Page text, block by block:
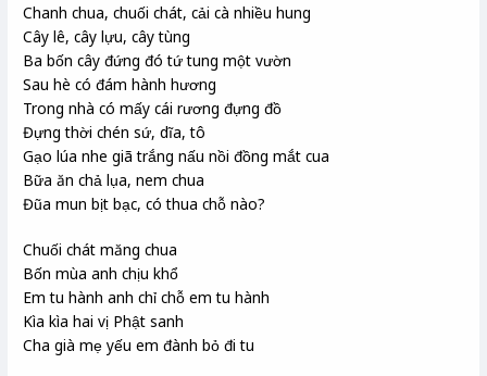
Chanh chua, chuối chát, cải cà nhiều hung
Cây lê, cây lựu, cây tùng
Ba bốn cây đứng đó tứ tung một vườn
Sau hè có đám hành hương
Trong nhà có mấy cái rương đựng đồ
Đựng thời chén sứ, dĩa, tô
Gạo lúa nhe giã trắng nấu nồi đồng mắt cua
Bữa ăn chả lụa, nem chua
Đũa mun bịt bạc, có thua chỗ nào?
Chuối chát măng chua
Bốn mùa anh chịu khổ
Em tu hành anh chỉ chỗ em tu hành
Kìa kìa hai vị Phật sanh
Cha già mẹ yếu em đành bỏ đi tu